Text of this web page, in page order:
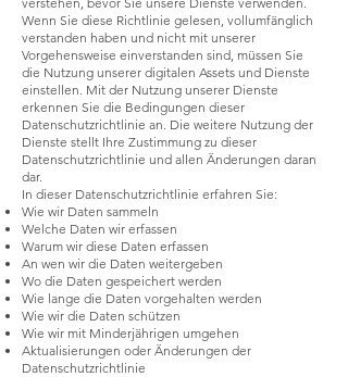
Wenn Sie diese Richtlinie gelesen, vollumfänglich
verstanden haben und nicht mit unserer
Vorgehensweise einverstanden sind, müssen Sie
die Nutzung unserer digitalen Assets und Dienste
einstellen. Mit der Nutzung unserer Dienste
erkennen Sie die Bedingungen dieser
Datenschutzrichtlinie an. Die weitere Nutzung der
Dienste stellt Ihre Zustimmung zu dieser
Datenschutzrichtlinie und allen Änderungen daran
dar.
In dieser Datenschutzrichtlinie erfahren Sie:
Wie wir Daten sammeln
Welche Daten wir erfassen
Warum wir diese Daten erfassen
An wen wir die Daten weitergeben
Wo die Daten gespeichert werden
Wie lange die Daten vorgehalten werden
Wie wir die Daten schützen
Wie wir mit Minderjährigen umgehen
Aktualisierungen oder Änderungen der
Datenschutzrichtlinie